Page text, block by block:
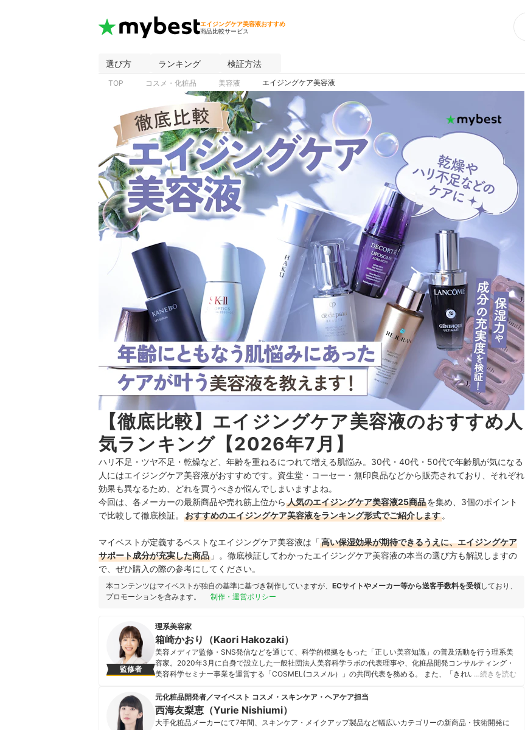
エイジングケア美容液おすすめ
商品比較サービス
選び方 ランキング 検証方法
TOP コスメ・化粧品 美容液 エイジングケア美容液
【徹底比較】エイジングケア美容液のおすすめ人
気ランキング【2026年7月】
ハリ不足・ツヤ不足・乾燥など、年齢を重ねるにつれて増える肌悩み。30代・40代・50代で年齢肌が気になる
人にはエイジングケア美容液がおすすめです。資生堂・コーセー・無印良品などから販売されており、それぞれ
効果も異なるため、どれを買うべきか悩んでしまいますよね。
今回は、各メーカーの最新商品や売れ筋上位から 人気のエイジングケア美容液25商品を集め、3個のポイント
で比較して徹底検証。
おすすめのエイジングケア美容液をランキング形式でご紹介します 。
マイベストが定義するベストなエイジングケア美容液は「高い保湿効果が期待できるうえに、エイジングケア
サポート成分が充実した商品 」。徹底検証してわかったエイジングケア美容液の本当の選び方も解説しますの
で、ぜひ購入の際の参考にしてください。
本コンテンツはマイベストが独自の基準に基づき制作していますが、 ECサイトやメーカー等から送客手数料を受領しており、
プロモーションを含みます。
制作・運営ポリシー
監修者
理系美容家
箱崎かおり（Kaori Hakozaki）
美容メディア監修・SNS発信などを通じて、科学的根拠をもった「正しい美容知識」の普及活動を行う理系美
容家。2020年3月に自身で設立した一般社団法人美容科学ラボの代表理事や、化粧品開発コンサルティング・
美容科学セミナー事業を運営する「COSMEL(コスメル）」の共同代表を務める。 また、「きれいになりたい
「『世界はデータでできている』（TV東京）」などのメディアにも多数出演し、情報を発信している。
箱崎かおり（Kaori Hakozaki）のプロフィール
…続きを読む
元化粧品開発者／マイベスト コスメ・スキンケア・ヘアケア担当
西海友梨恵（Yurie Nishiumi）
大手化粧品メーカーにて7年間、スキンケア・メイクアップ製品など幅広いカテゴリーの新商品・技術開発に